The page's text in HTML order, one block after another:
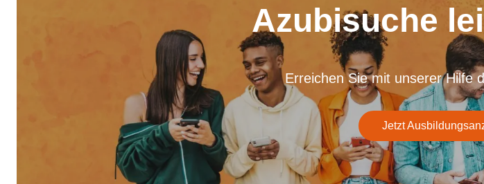
Azubisuche
Erreichen Sie mit unserer Hilfe
Jetzt